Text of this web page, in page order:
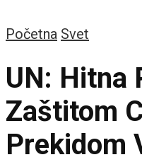
Početna Svet
UN: Hitna
Zaštitom
Prekidom